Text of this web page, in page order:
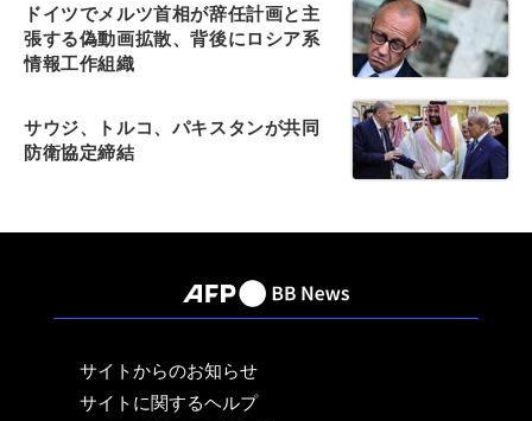
ドイツでメルツ首相が辞任計画と主
張する偽動画拡散、背後にロシア系
情報工作組織
サウジ、トルコ、パキスタンが共同
防衛協定締結
サイトからのお知らせ
サイトに関するヘルプ